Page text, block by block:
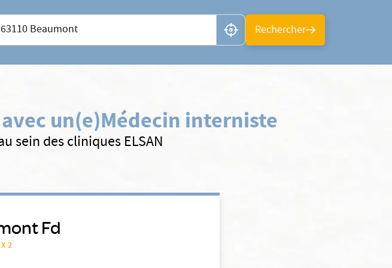
N° de département, région ou CP
Rechercher
un(e)Médecin interniste
sein des cliniques ELSAN
Fd
2